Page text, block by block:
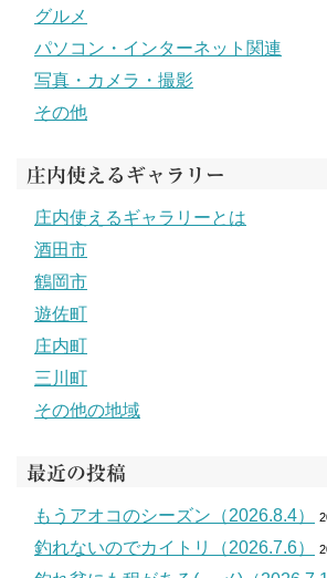
グルメ
パソコン・インターネット関連
写真・カメラ・撮影
その他
庄内使えるギャラリー
庄内使えるギャラリーとは
酒田市
鶴岡市
遊佐町
庄内町
三川町
その他の地域
最近の投稿
もうアオコのシーズン（2026.8.4）
釣れないのでカイトリ（2026.7.6）